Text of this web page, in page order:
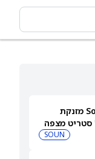
למה מניית SoundHound AI מזנקת
סטריט מצפה
SOUN